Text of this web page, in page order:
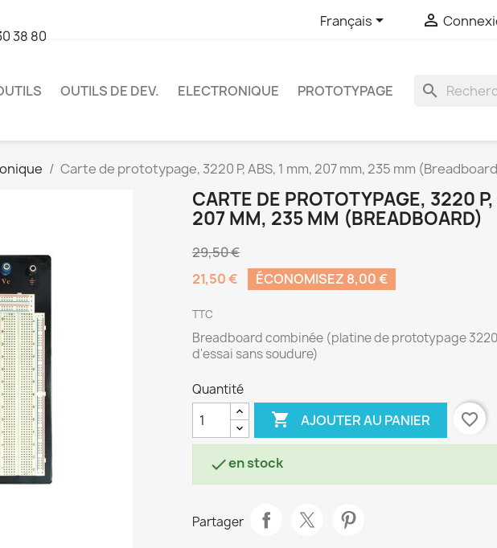
38 80
Français 
OUTILS DE DEV. ELECTRONIQUE PROTOTYPAGE search
Carte de prototypage, 3220 P, ABS, 1 mm, 207 mm, 235 mm
CARTE DE PROTOTYPAGE, 3220
207 MM, 235 MM (BREADBOARD)
29,50 €
21,50 €
ÉCONOMISEZ 8,00 €
TTC
Breadboard combinée (platine de prototypage
d'essai sans soudure)
Quantité
 AJOUTER AU PANIER favorite_border
en stock
Partager